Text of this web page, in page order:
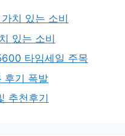
치 있는 소비
있는 소비
타임세일 주목
후기 폭발
추천후기